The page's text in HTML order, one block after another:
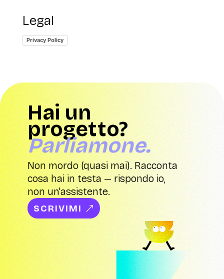
Legal
Privacy Policy
Hai un
progetto?
Parliamone.
Non mordo (quasi mai). Racconta
cosa hai in testa — rispondo io,
non un'assistente.
SCRIVIMI